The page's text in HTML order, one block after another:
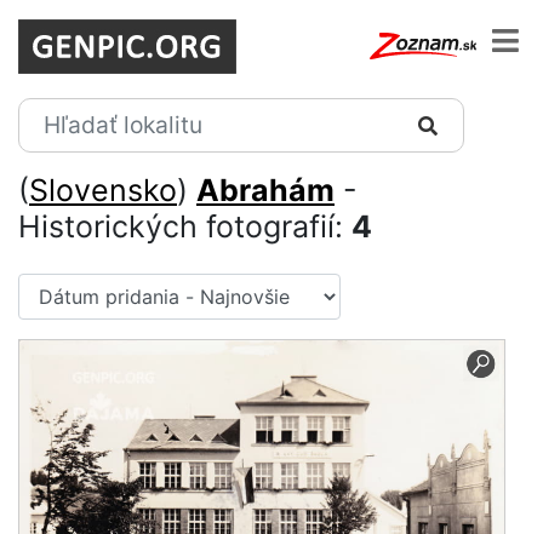
(Slovensko) Abrahám -
Historických fotografií: 4